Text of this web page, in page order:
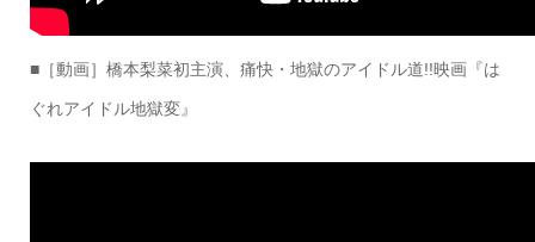
■［動画］橋本梨菜初主演、痛快・地獄のアイドル道!!映画『は
ぐれアイドル地獄変』